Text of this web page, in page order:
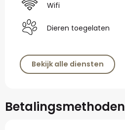
Wifi
Dieren toegelaten
Bekijk alle diensten
Betalingsmethoden